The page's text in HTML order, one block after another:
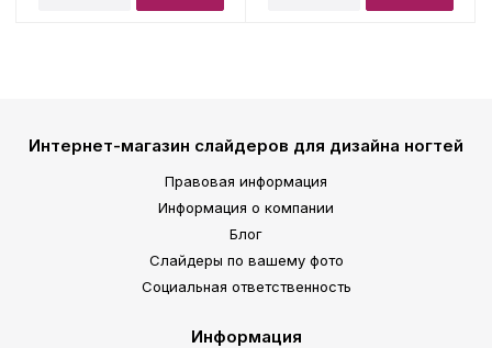
Интернет-магазин слайдеров для дизайна ногтей
Правовая информация
Информация о компании
Блог
Слайдеры по вашему фото
Социальная ответственность
Информация